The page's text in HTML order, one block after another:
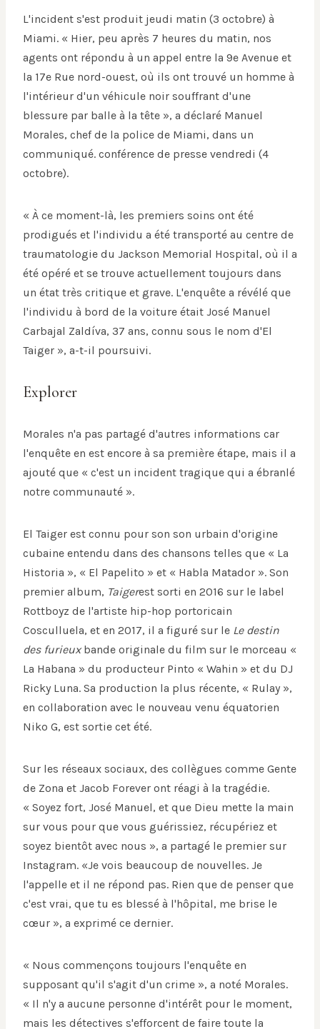
L'incident s'est produit jeudi matin (3 octobre) à
Miami. « Hier, peu après 7 heures du matin, nos
agents ont répondu à un appel entre la 9e Avenue et
la 17e Rue nord-ouest, où ils ont trouvé un homme à
l'intérieur d'un véhicule noir souffrant d'une
blessure par balle à la tête », a déclaré Manuel
Morales, chef de la police de Miami, dans un
communiqué. conférence de presse vendredi (4
octobre).
« À ce moment-là, les premiers soins ont été
prodigués et l'individu a été transporté au centre de
traumatologie du Jackson Memorial Hospital, où il a
été opéré et se trouve actuellement toujours dans
un état très critique et grave. L'enquête a révélé que
l'individu à bord de la voiture était José Manuel
Carbajal Zaldíva, 37 ans, connu sous le nom d'El
Taiger », a-t-il poursuivi.
Explorer
Morales n'a pas partagé d'autres informations car
l'enquête en est encore à sa première étape, mais il a
ajouté que « c'est un incident tragique qui a ébranlé
notre communauté ».
El Taiger est connu pour son son urbain d'origine
cubaine entendu dans des chansons telles que « La
Historia », « El Papelito » et « Habla Matador ». Son
premier album, Taigerest sorti en 2016 sur le label
Rottboyz de l'artiste hip-hop portoricain
Cosculluela, et en 2017, il a figuré sur le Le destin
des furieuxbande originale du film sur le morceau «
La Habana » du producteur Pinto « Wahin » et du DJ
Ricky Luna. Sa production la plus récente, « Rulay »,
en collaboration avec le nouveau venu équatorien
Niko G, est sortie cet été.
Sur les réseaux sociaux, des collègues comme Gente
de Zona et Jacob Forever ont réagi à la tragédie.
« Soyez fort, José Manuel, et que Dieu mette la main
sur vous pour que vous guérissiez, récupériez et
soyez bientôt avec nous », a partagé le premier sur
Instagram. «Je vois beaucoup de nouvelles. Je
l'appelle et il ne répond pas. Rien que de penser que
c'est vrai, que tu es blessé à l'hôpital, me brise le
cœur », a exprimé ce dernier.
« Nous commençons toujours l'enquête en
supposant qu'il s'agit d'un crime », a noté Morales.
« Il n'y a aucune personne d'intérêt pour le moment,
mais les détectives s'efforcent de faire toute la